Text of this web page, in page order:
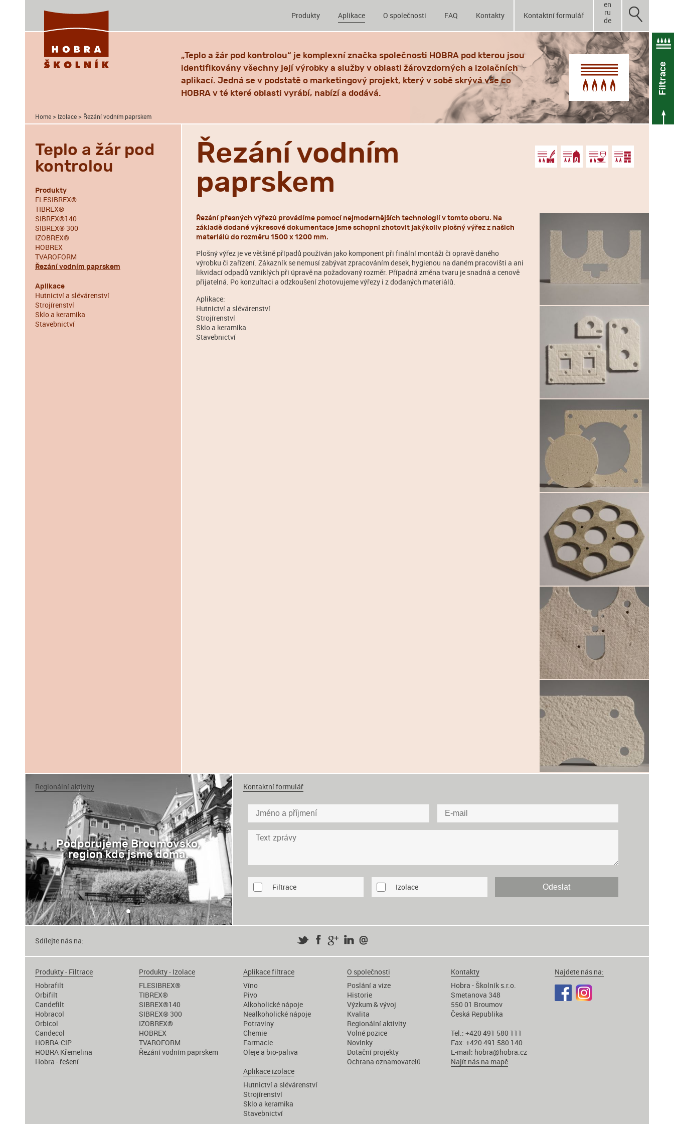
en
ru
de
Kontaktní formulář
Kontakty
FAQ
O společnosti
Aplikace
Produkty
Home > Izolace > Řezání vodním paprskem
„Teplo a žár pod kontrolou“ je komplexní značka společnosti HOBRA pod kterou jsou
identifikovány všechny její výrobky a služby v oblasti žárovzdorných a izolačních
aplikací. Jedná se v podstatě o marketingový projekt, který v sobě skrývá vše co
HOBRA v té které oblasti vyrábí, nabízí a dodává.
Teplo a žár pod
kontrolou
Produkty
FLESIBREX®
TIBREX®
SIBREX®140
SIBREX® 300
IZOBREX®
HOBREX
TVAROFORM
Řezání vodním paprskem
Aplikace
Hutnictví a slévárenství
Strojírenství
Sklo a keramika
Stavebnictví
Řezání vodním
paprskem
Řezání přesných výřezů provádíme pomocí nejmodernějších technologií v tomto oboru. Na
základě dodané výkresové dokumentace jsme schopni zhotovit jakýkoliv plošný výřez z našich
materiálů do rozměru 1500 x 1200 mm.
Plošný výřez je ve většině případů používán jako komponent při finální montáži či opravě daného
výrobku či zařízení. Zákazník se nemusí zabývat zpracováním desek, hygienou na daném pracovišti a ani
likvidací odpadů vzniklých při úpravě na požadovaný rozměr. Případná změna tvaru je snadná a cenově
přijatelná. Po konzultaci a odzkoušení zhotovujeme výřezy i z dodaných materiálů.
Aplikace:
Hutnictví a slévárenství
Strojírenství
Sklo a keramika
Stavebnictví
Regionální aktivity
Podporujeme Broumovsko,
region kde jsme doma.
•
Kontaktní formulář
Filtrace Izolace
Sdílejte nás na:
Filtrace
Produkty - Filtrace
Hobrafilt
Orbifilt
Candefilt
Hobracol
Orbicol
Candecol
HOBRA-CIP
HOBRA Křemelina
Hobra - řešení
Produkty - Izolace
FLESIBREX®
TIBREX®
SIBREX®140
SIBREX® 300
IZOBREX®
HOBREX
TVAROFORM
Řezání vodním paprskem
Aplikace filtrace
Víno
Pivo
Alkoholické nápoje
Nealkoholické nápoje
Potraviny
Chemie
Farmacie
Oleje a bio-paliva
Aplikace izolace
Hutnictví a slévárenství
Strojírenství
Sklo a keramika
Stavebnictví
O společnosti
Poslání a vize
Historie
Výzkum & vývoj
Kvalita
Regionální aktivity
Volné pozice
Novinky
Dotační projekty
Ochrana oznamovatelů
Kontakty
Hobra - Školník s.r.o.
Smetanova 348
550 01 Broumov
Česká Republika
Tel.: +420 491 580 111
Fax: +420 491 580 140
E-mail: hobra@hobra.cz
Najít nás na mapě
Najdete nás na: